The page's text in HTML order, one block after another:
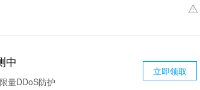
中
量DDoS防护
立即领取